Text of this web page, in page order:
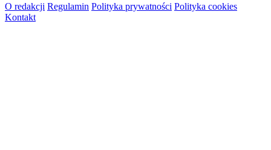
O redakcji Regulamin Polityka prywatności Polityka cookies
Kontakt